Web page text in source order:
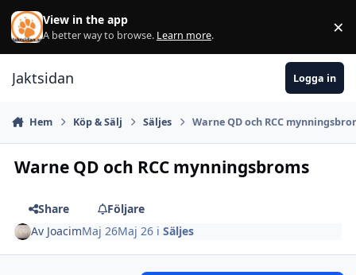
Hoppa till innehåll
View in the app
A better way to browse. Learn more. ×
Jaktsidan Logga in
Hem Köp & Sälj Säljes Warne QD och RCC
Warne QD och RCC mynningsbroms
Share
Följare
Av JoacimMaj 26Maj 26 iSäljes